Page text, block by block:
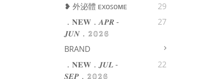
❥ 外泌體 ᴇxᴏꜱᴏᴍᴇ
29
．𝐍𝐄𝐖．𝑨𝑷𝑹 -
𝑱𝑼𝑵．𝟚𝟘𝟚𝟞
27
BRAND
．𝐍𝐄𝐖．𝑱𝑼𝑳 -
𝑺𝑬𝑷．𝟚𝟘𝟚𝟞
22